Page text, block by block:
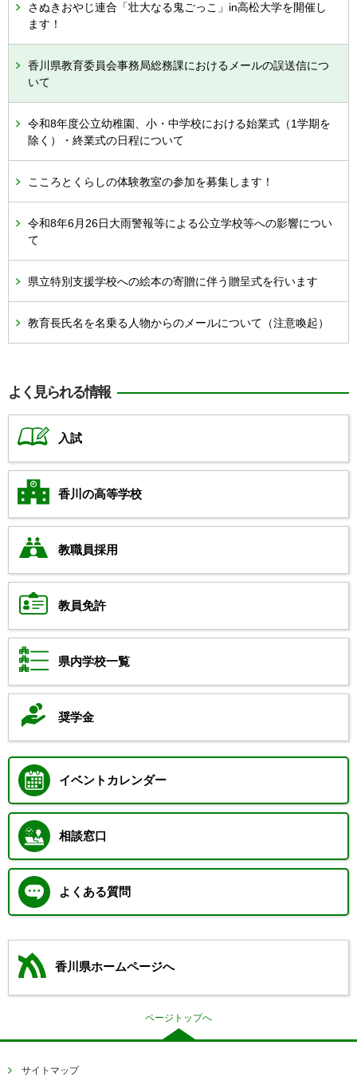
さぬきおやじ連合「壮大なる鬼ごっこ」in高松大学を開催し
ます！
香川県教育委員会事務局総務課におけるメールの誤送信につ
いて
令和8年度公立幼稚園、小・中学校における始業式（1学期を
除く）・終業式の日程について
こころとくらしの体験教室の参加を募集します！
令和8年6月26日大雨警報等による公立学校等への影響につい
て
県立特別支援学校への絵本の寄贈に伴う贈呈式を行います
教育長氏名を名乗る人物からのメールについて（注意喚起）
よく見られる情報
入試
香川の高等学校
教職員採用
教員免許
県内学校一覧
奨学金
イベントカレンダー
相談窓口
よくある質問
香川県ホームページへ
ページトップへ
サイトマップ